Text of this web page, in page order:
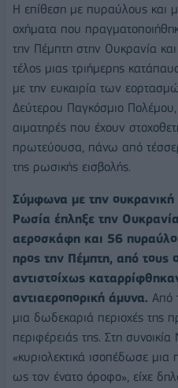
Η επίθεση με πυραύλους και
οχήματα που
την Πέμπτη στην Ουκρανία
τέλος μιας τριήμερης
με την ευκαιρία των
Δεύτερου Παγκόσμιο Πολέμου,
αιματηρές που έχουν
πρωτεύουσα, πάνω από
της ρωσικής εισβολής.
Σύμφωνα με την ουκρανική
Ρωσία έπληξε την
αεροσκάφη και 56
προς την Πέμπτη, από τους
αντιστοίχως
αντιαεροπορική άμυνα. Από
μια δωδεκαριά περιοχές της
περιφέρειάς της. Στη
«κυριολεκτικά ισοπέδωσε
ως τον ένατο όροφο», είχε